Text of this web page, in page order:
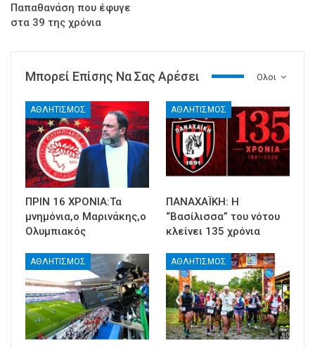
Παπαθανάση που έφυγε
στα 39 της χρόνια
Ολοι
Μπορεί Επίσης Να Σας Αρέσει
ΑΘΛΗΤΙΣΜΟΣ
ΠΡΙΝ 16 ΧΡΟΝΙΑ:Τα
μνημόνια,ο Μαρινάκης,ο
Ολυμπιακός
ΑΘΛΗΤΙΣΜΟΣ
ΠΑΝΑΧΑΪΚΗ: Η
“Βασίλισσα” του νότου
κλείνει 135 χρόνια
ΑΘΛΗΤΙΣΜΟΣ ΑΘΛΗΤΙΣΜΟΣ